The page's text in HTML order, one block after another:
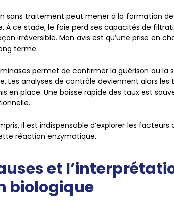
sans traitement peut mener à la formation de
À ce stade, le foie perd ses capacités de
irréversible. Mon avis est qu’une prise en
terme.
permet de confirmer la guérison ou la
Les analyses de contrôle deviennent alors les
en place. Une baisse rapide des taux est
il est indispensable d’explorer les facteurs
réaction enzymatique.
et
biologique